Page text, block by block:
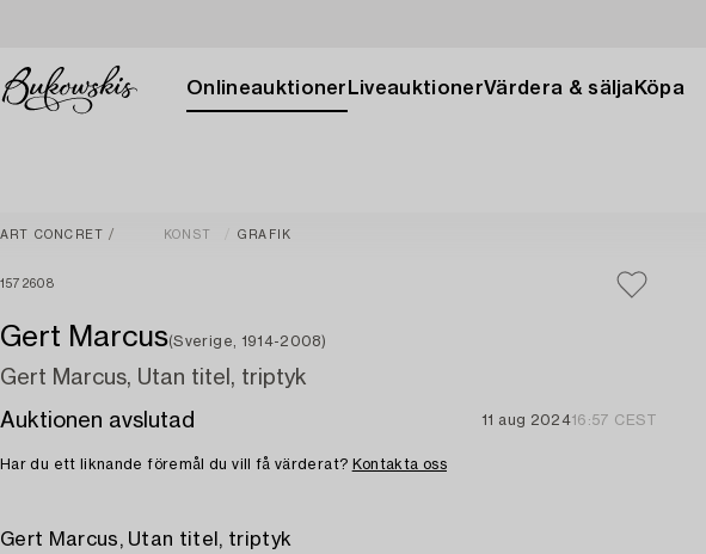
Onlineauktioner LiveauktionerVärdera & sälja Köpa
ART CONCRET KONST GRAFIK
1572608
Gert Marcus(Sverige, 1914-2008)
Gert Marcus, Utan titel, triptyk
Auktionen avslutad
11 aug 202416:57 CEST
Har du ett liknande föremål du vill få värderat? Kontakta oss
Gert Marcus, Utan titel, triptyk